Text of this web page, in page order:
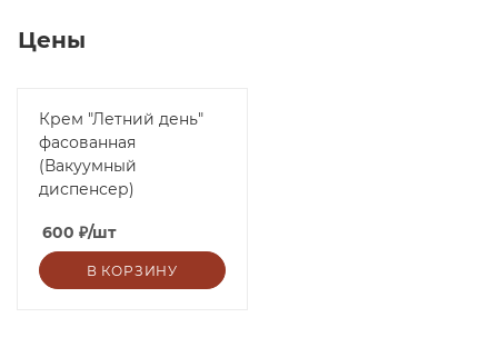
Цены
Крем "Летний день"
фасованная
(Вакуумный
диспенсер)
600 ₽/шт
В КОРЗИНУ